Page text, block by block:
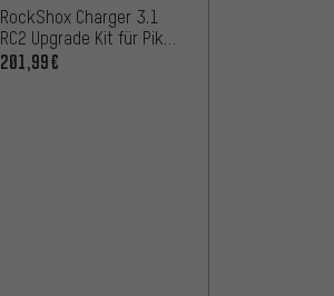
RockShox Charger 3.1
RC2 Upgrade Kit für Pike
C1+ (2023+)
201,99€